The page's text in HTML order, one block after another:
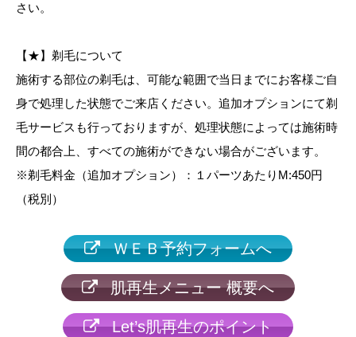
さい。
【★】剃毛について
施術する部位の剃毛は、可能な範囲で当日までにお客様ご自
身で処理した状態でご来店ください。追加オプションにて剃
毛サービスも行っておりますが、処理状態によっては施術時
間の都合上、すべての施術ができない場合がございます。
※剃毛料金（追加オプション）：１パーツあたりM:450円
（税別）
ＷＥＢ予約フォームへ
肌再生メニュー 概要へ
Let’s肌再生のポイント